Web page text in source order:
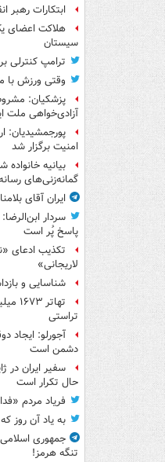
ابتکارات رهبر
هلاکت اعضای
سیستان
ترامپ کنترلی
وقتی ورزش با
پزشکیان:
آزادی‌خواهی ملت
امنیت برگزار شد
بیانیه خانواده
گمانه‌زنی‌های
ایران آقای
سردار
پاسخ پُر است
تکذیب ادعای
لاریجانی»
شناسایی و بازداشت ۲۱مزدور
تراستی
آجورلو:
دشمن است
سفیر ایران در
حال تکرار است
فریاد مردم
به یاد آن روز
جمهوری
تنگه هرمز!